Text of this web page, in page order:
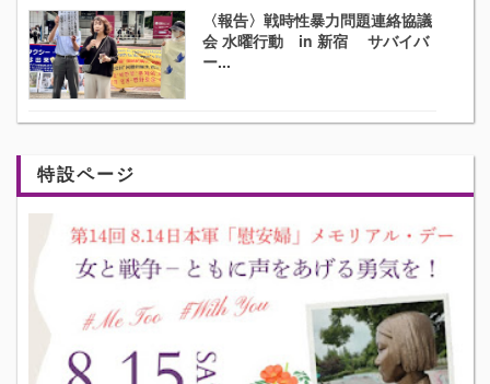
〈報告〉戦時性暴力問題連絡協議
会 水曜行動 in 新宿 サバイバ
ー...
特設ページ